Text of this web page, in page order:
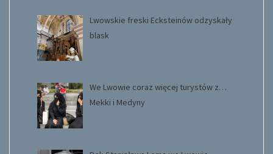
Lwowskie freski Ecksteinów odzyskały
blask
We Lwowie coraz więcej turystów z…
Mekki i Medyny